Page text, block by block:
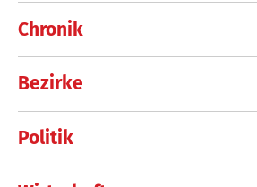
Chronik
Bezirke
Politik